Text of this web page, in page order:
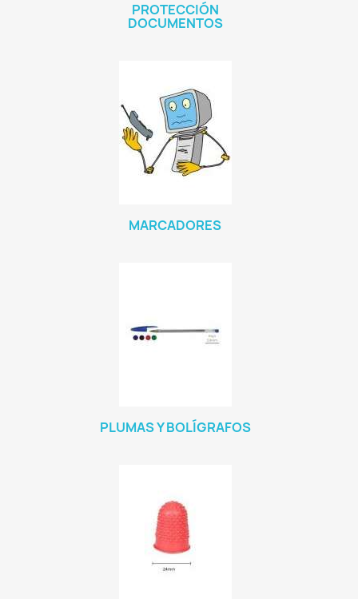
PROTECCIÓN
DOCUMENTOS
MARCADORES
PLUMAS Y BOLÍGRAFOS